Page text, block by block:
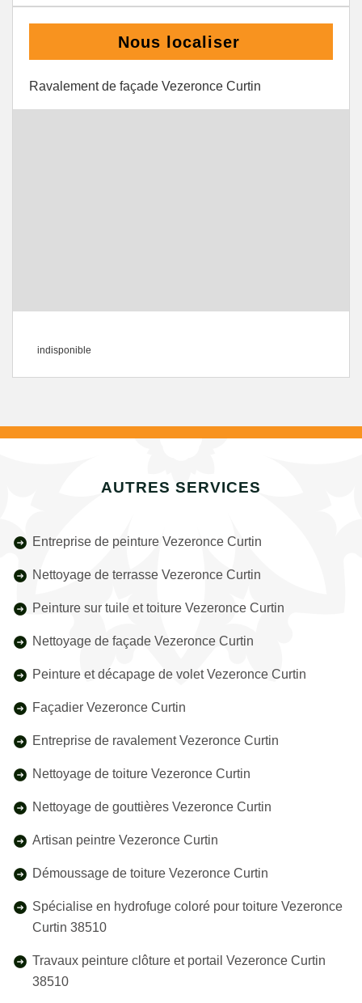
Nous localiser
Ravalement de façade Vezeronce Curtin
indisponible
AUTRES SERVICES
Entreprise de peinture Vezeronce Curtin
Nettoyage de terrasse Vezeronce Curtin
Peinture sur tuile et toiture Vezeronce Curtin
Nettoyage de façade Vezeronce Curtin
Peinture et décapage de volet Vezeronce Curtin
Façadier Vezeronce Curtin
Entreprise de ravalement Vezeronce Curtin
Nettoyage de toiture Vezeronce Curtin
Nettoyage de gouttières Vezeronce Curtin
Artisan peintre Vezeronce Curtin
Démoussage de toiture Vezeronce Curtin
Spécialise en hydrofuge coloré pour toiture Vezeronce
Curtin 38510
Travaux peinture clôture et portail Vezeronce Curtin
38510